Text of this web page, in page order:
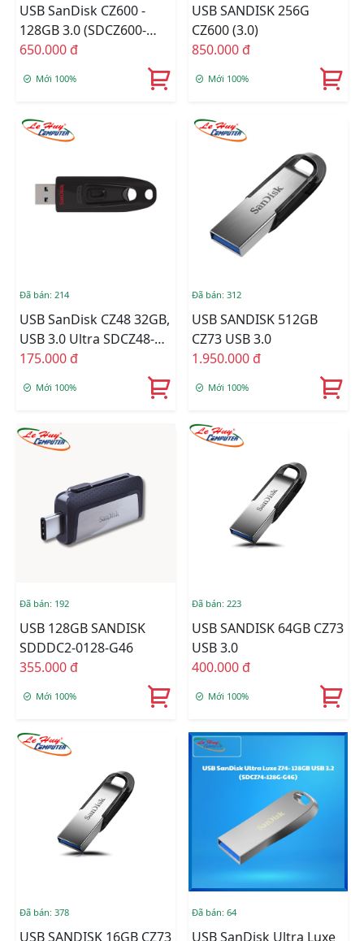
USB SanDisk CZ600 -
128GB 3.0 (SDCZ600-
128G-G35)
650.000 đ
Mới 100%
USB SANDISK 256G
CZ600 (3.0)
850.000 đ
Mới 100%
Đã bán: 214
USB SanDisk CZ48 32GB,
USB 3.0 Ultra SDCZ48-
032G-U46
175.000 đ
Mới 100%
Đã bán: 312
USB SANDISK 512GB
CZ73 USB 3.0
1.950.000 đ
Mới 100%
Đã bán: 192
USB 128GB SANDISK
SDDDC2-0128-G46
355.000 đ
Mới 100%
Đã bán: 223
USB SANDISK 64GB CZ73
USB 3.0
400.000 đ
Mới 100%
Đã bán: 378
USB SANDISK 16GB CZ73
Đã bán: 64
USB SanDisk Ultra Luxe